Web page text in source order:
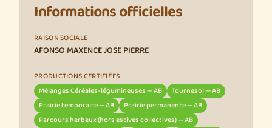
Informations officielles
RAISON SOCIALE
AFONSO MAXENCE JOSE PIERRE
PRODUCTIONS CERTIFIÉES
Mélanges Céréales-légumineuses — AB
Tournesol — AB
Prairie temporaire — AB
Prairie permanente — AB
Parcours herbeux (hors estives collectives) — AB